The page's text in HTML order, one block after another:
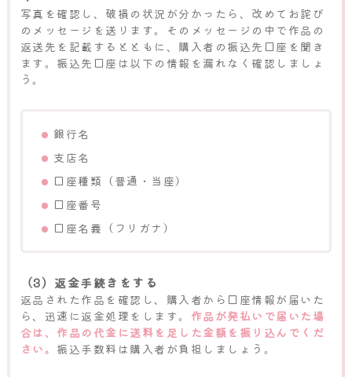
写真を確認し、破損の状況が分かったら、改めてお詫び
のメッセージを送ります。そのメッセージの中で作品の
返送先を記載するとともに、購入者の振込先口座を聞き
ます。振込先口座は以下の情報を漏れなく確認しましょ
う。
銀行名
支店名
口座種類（普通・当座）
口座番号
口座名義（フリガナ）
（3）返金手続きをする
返品された作品を確認し、購入者から口座情報が届いた
ら、迅速に返金処理をします。 作品が発払いで届いた場
合は、作品の代金に送料を足した金額を振り込んでくだ
さい。 振込手数料は購入者が負担しましょう。